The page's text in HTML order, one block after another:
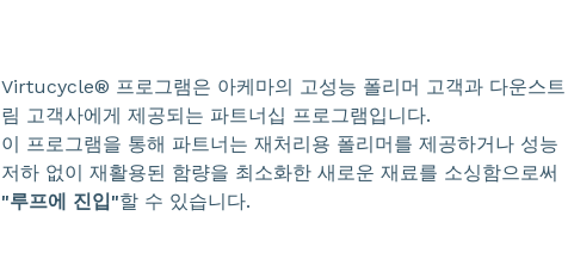
Virtucycle® 프로그램은 아케마의 고성능 폴리머 고객과 다운스트
림 고객사에게 제공되는 파트너십 프로그램입니다.
이 프로그램을 통해 파트너는 재처리용 폴리머를 제공하거나 성능
저하 없이 재활용된 함량을 최소화한 새로운 재료를 소싱함으로써
"루프에 진입"할 수 있습니다.